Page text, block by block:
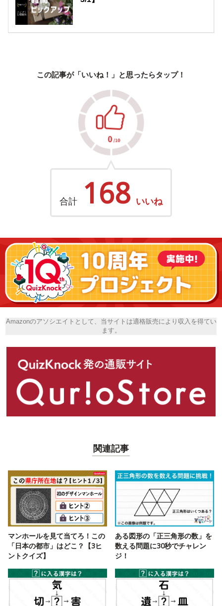
この記事が「いいね！」と思ったらタップ！
合計 168 いいね
Amazonのアソシエイトとして、当サイトは適格販売により収入を得てい
ます。
関連記事
マンホールを見て当てろ！この
「日本の都市」はどこ？【3ヒ
ントクイズ】
ある図形の「正三角形の数」を
数える問題に30秒でチャレン
ジ！